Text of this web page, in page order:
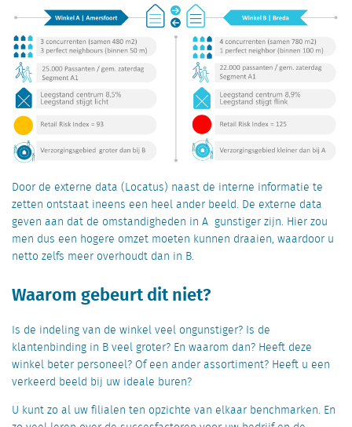
Door de externe data (Locatus) naast de interne informatie te
zetten ontstaat ineens een heel ander beeld. De externe data
geven aan dat de omstandigheden in A gunstiger zijn. Hier zou
men dus een hogere omzet moeten kunnen draaien, waardoor u
netto zelfs meer overhoudt dan in B.
Waarom gebeurt dit niet?
Is de indeling van de winkel veel ongunstiger? Is de
klantenbinding in B veel groter? En waarom dan? Heeft deze
winkel beter personeel? Of een ander assortiment? Heeft u een
verkeerd beeld bij uw ideale buren?
U kunt zo al uw filialen ten opzichte van elkaar benchmarken. En